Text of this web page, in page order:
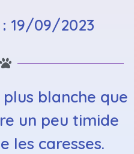
19/09/2023
blanche que
un peu timide
les caresses.